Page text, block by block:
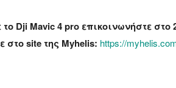
το Dji Mavic 4 pro επικοινωνήστε στο
στο site της Myhelis: https://